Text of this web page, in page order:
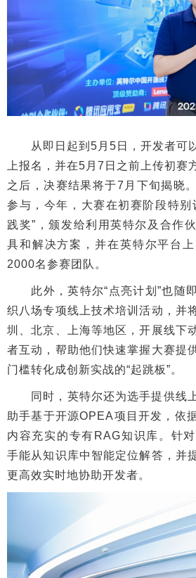
从即日起到5月5日，开发者可
上报名，并在5月7日之前上传初赛
之后，决赛结果将于7月下旬揭晓
参与，今年，大赛在初赛阶段特别
践奖”，颁发给利用英特尔及合作
具和解决方案，并在英特尔平台
2000名参赛团队。
此外，英特尔“点亮计划”也随即
织八场专项线上技术培训活动，并
圳、北京、上海等地区，开展线下
者互动，帮助他们快速掌握大赛提
门槛转化成创新实战的“起跳板”。
同时，英特尔还为选手提供线
助手基于开源OPEA项目开发，依
内容充实的专有RAG知识库。针
手能从知识库中智能定位解答，并
更高效实时地协助开发者。